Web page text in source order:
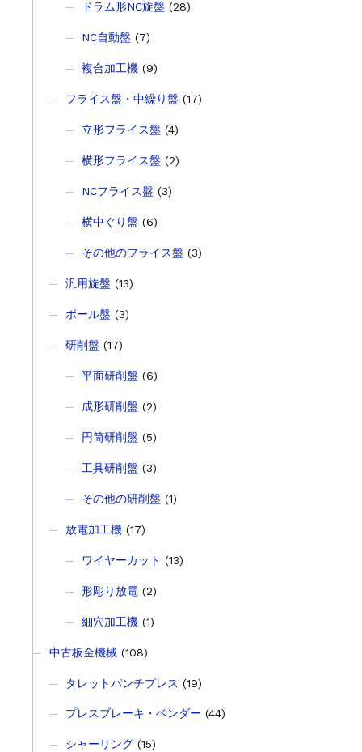
ドラム形NC旋盤 (28)
NC自動盤 (7)
複合加工機(9)
フライス盤・中繰り盤 (17)
立形フライス盤 (4)
横形フライス盤 (2)
NCフライス盤 (3)
横中ぐり盤 (6)
その他のフライス盤 (3)
汎用旋盤 (13)
ボール盤 (3)
研削盤 (17)
平面研削盤 (6)
成形研削盤 (2)
円筒研削盤 (5)
工具研削盤 (3)
その他の研削盤 (1)
放電加工機(17)
ワイヤーカット (13)
形彫り放電(2)
細穴加工機(1)
中古板金機械(108)
タレットパンチプレス (19)
プレスブレーキ・ベンダー (44)
シャーリング(15)